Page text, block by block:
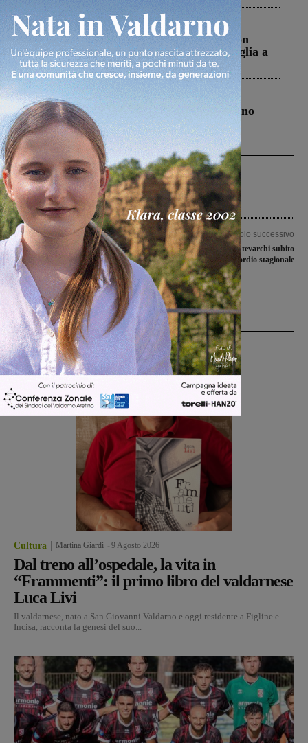
Cronaca 3 Agosto 2026
Scomparso da una struttura di Castiglion
Fiorentino l’uomo che aveva ucciso la figlia a
Levane nel 2020
Cronaca 4 Agosto 2026
Un anno fa la strage in A1 in cui morirono
Gianni, Giulia e Franco. Lo schianto, il
processo, lo stop ai sorpassi fra tir....
Articolo precedente
Mille euro raccolti con la serata “La
Corrida”. Altri mille donati
dall’Associazione Carabinieri di Loro
Ciuffenna
Articolo successivo
Rinascita Montevarchi subito
protagonista all’esordio stagionale
Ultime Notizie
Cultura Martina Giardi 9 Agosto 2026
Dal treno all’ospedale, la vita in
“Frammenti”: il primo libro del valdarnese
Luca Livi
Il valdarnese, nato a San Giovanni Valdarno e oggi residente a Figline e
Incisa, racconta la genesi del suo...